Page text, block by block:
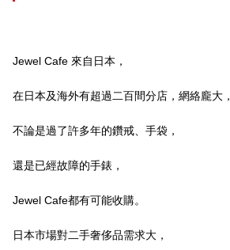
Jewel Cafe 來自日本，
在日本及海外有超過二百間分店，網絡龐大，
不論是過了許多年的鑽戒、手袋，
還是已經故障的手錶，
Jewel Cafe都有可能收購。
日本市場對二手奢侈品需求大，